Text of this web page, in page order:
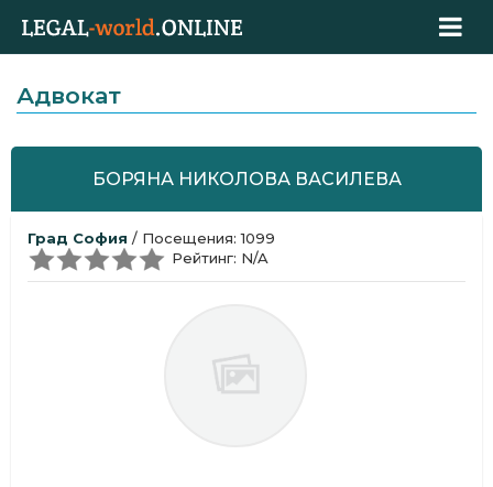
Адвокат
БОРЯНА НИКОЛОВА ВАСИЛЕВА
Град София / Посещения: 1099
Рейтинг: N/A